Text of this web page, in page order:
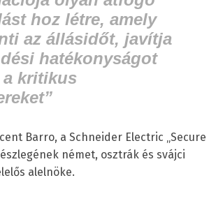
hoz létre, amely
az állásidőt, javítja
hatékonyságot
a kritikus
Barro, a Schneider Electric „Secure
német, osztrák és svájci
alelnöke.